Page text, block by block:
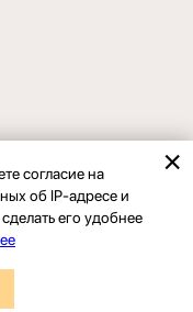
согласие на
об IP-адресе и
его удобнее